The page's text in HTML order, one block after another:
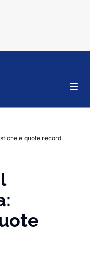
e quote record